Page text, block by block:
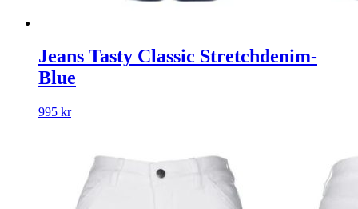
Jeans Tasty Classic Stretchdenim-
Blue
995 kr